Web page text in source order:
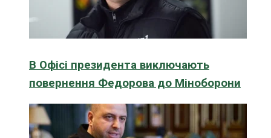
В Офісі президента виключають
повернення Федорова до Міноборони